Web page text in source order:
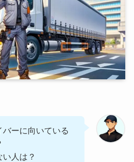
バーに向いている
人は？